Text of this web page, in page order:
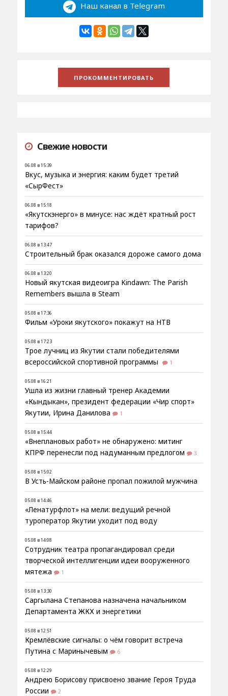
Наш канал в Telegram
Свежие новости
06.08 в 15:39
Вкус, музыка и энергия: каким будет третий
«СырФест»
06.08 в 15:18
«Якутскэнерго» в минусе: нас ждёт кратный рост
тарифов?
06.08 в 13:47
Строительный брак оказался дороже самого дома
06.08 в 13:20
Новый якутская видеоигра Kindawn: The Parish
Remembers вышла в Steam
05.08 в 17:36
Фильм «Уроки якутского» покажут на НТВ
05.08 в 17:23
Трое лучниц из Якутии стали победителями
всероссийской спортивной программы
1
05.08 в 16:21
Ушла из жизни главный тренер Академии
«Кындыкан», президент федерации «Чир спорт»
Якутии, Ирина Данилова
1
05.08 в 15:44
«Внеплановых работ» не обнаружено: митинг
КПРФ перенесли под надуманным предлогом
3
05.08 в 15:02
В Усть-Майском районе пропал пожилой мужчина
05.08 в 14:46
«Ленатурфлот» на мели: ведущий речной
туроператор Якутии уходит под воду
05.08 в 14:08
Сотрудник театра пропагандировал среди
творческой интеллигенции идеи вооруженного
мятежа
1
05.08 в 13:30
Саргылана Степанова назначена начальником
Департамента ЖКХ и энергетики
05.08 в 12:51
Кремлёвские сигналы: о чём говорит встреча
Путина с Маринычевым
6
05.08 в 12:29
Андрею Борисову присвоено звание Героя Труда
России
2